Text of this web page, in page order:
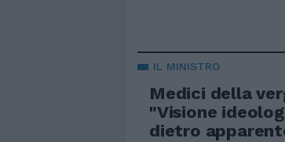
IL MINISTRO
Medici della
"Visione
dietro